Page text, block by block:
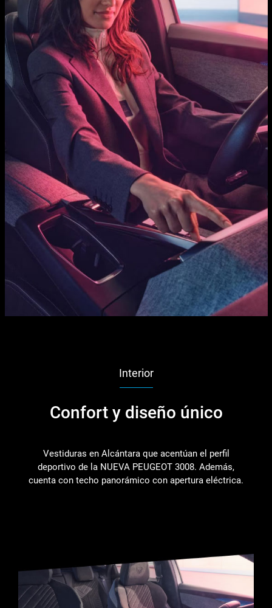
Interior
Confort y diseño único
Vestiduras en Alcántara que acentúan el perfil
deportivo de la NUEVA PEUGEOT 3008. Además,
cuenta con techo panorámico con apertura eléctrica.